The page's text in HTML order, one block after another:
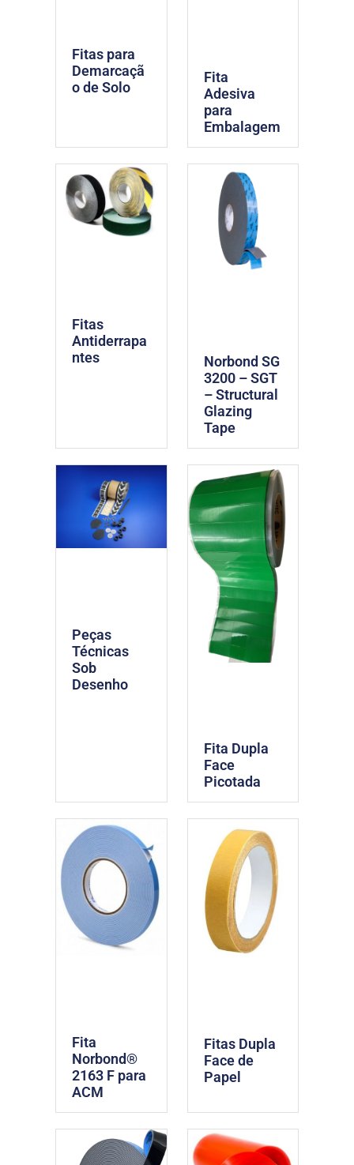
Fitas para
Demarcaçã
o de Solo
Fita
Adesiva
para
Embalagem
Fitas
Antiderrapa
ntes
Norbond SG
3200 – SGT
– Structural
Glazing
Tape
Peças
Técnicas
Sob
Desenho
Fita Dupla
Face
Picotada
Fita
Norbond®
2163 F para
ACM
Fitas Dupla
Face de
Papel